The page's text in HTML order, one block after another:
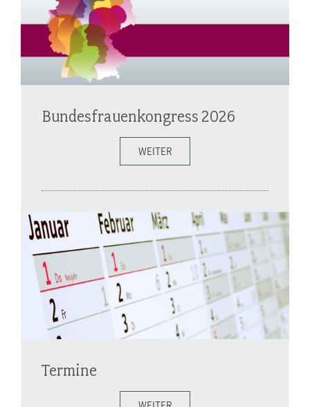
Bundesfrauenkongress 2026
WEITER
Termine